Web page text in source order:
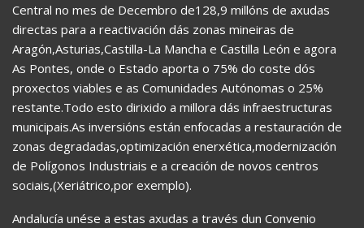
Central no mes de Decembro de128,9 millóns de axudas
directas para a reactivación dás zonas mineiras de
Aragón,Asturias,Castilla-La Mancha e Castilla León e agora
As Pontes, onde o Estado aporta o 75% do coste dós
proxectos viables e as Comunidades Autónomas o 25%
restante.Todo esto dirixido a millora dás infraestructuras
municipais.As inversións están enfocadas a restauración de
zonas degradadas,optimización enerxética,modernización
de Polígonos Industriais e a creación de novos centros
sociais,(Xeriátrico,por exemplo).
Andalucía unése a estas axudas a través dun Convenio